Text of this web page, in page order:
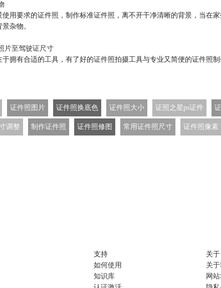
用要求的证件照，制作标准证件照，离不开干净清晰的背景，当在
杂物。
片至驾驶证尺寸
拥有合适的工具，有了好的证件照拍摄工具与专业又简便的证件照
证件照图片 证件照换底色 证件照大小 证照之星ps证件
调整 制作证件照 证件照修图 常用证件照尺寸 证件照像素
支持
如何使用
知识库
关于
关
网